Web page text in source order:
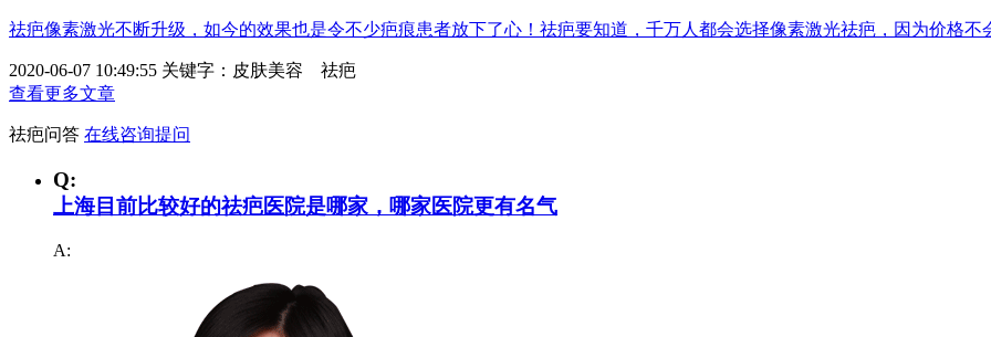
祛疤像素激光不断升级，如今的效果也是令不少疤痕患者放下了心！祛疤要知道，千万人都会选择像素激光祛疤，因为价格不
2020-06-07 10:49:55 关键字： 皮肤美容 祛疤
查看更多文章
祛疤问答 在线咨询提问
Q:
上海目前比较好的祛疤医院是哪家，哪家医院更有名气
A: